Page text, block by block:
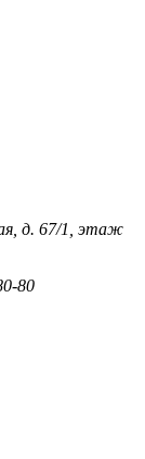
д. 67/1, этаж
80